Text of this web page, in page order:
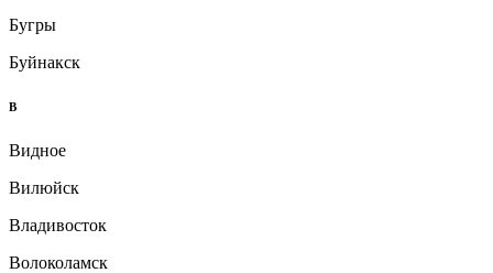
Бугры
Буйнакск
В
Видное
Вилюйск
Владивосток
Волоколамск